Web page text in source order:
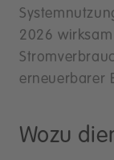
2026
erneuerbarer
Wozu